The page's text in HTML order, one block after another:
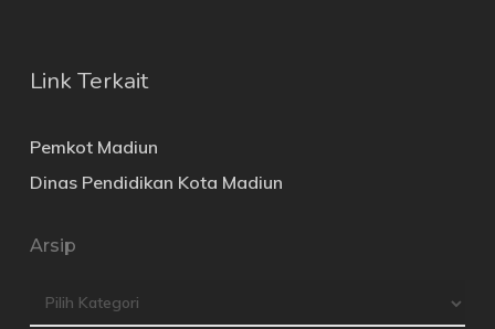
Link Terkait
Pemkot Madiun
Dinas Pendidikan Kota Madiun
Arsip
Arsip